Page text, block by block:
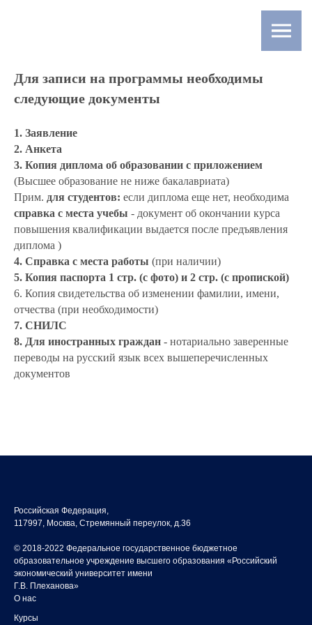
Для записи на программы необходимы
следующие документы
1. Заявление
2. Анкета
3. Копия диплома об образовании с приложением
(Высшее образование не ниже бакалавриата)
Прим. для студентов: если диплома еще нет, необходима
справка с места учебы - документ об окончании курса
повышения квалификации выдается после предъявления
диплома )
4. Справка с места работы (при наличии)
5. Копия паспорта 1 стр. (с фото) и 2 стр. (с пропиской)
6. Копия свидетельства об изменении фамилии, имени,
отчества (при необходимости)
7. СНИЛС
8. Для иностранных граждан - нотариально заверенные
переводы на русский язык всех вышеперечисленных
документов
Российская Федерация,
117997, Москва, Стремянный переулок, д.36
© 2018-2022 Федеральное государственное бюджетное
образовательное учреждение высшего образования «Российский
экономический университет имени
Г.В. Плеханова»
О нас
Курсы